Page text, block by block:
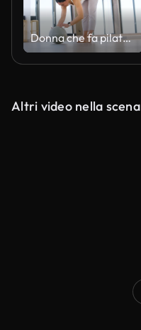
Donna che fa pilates che si allunga con la palla in uno studio luminoso.
Altri video nella scena